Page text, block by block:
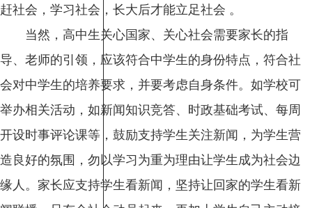
赶社会，学习社会，长大后才能立足社会 。
当然，高中生关心国家、关心社会需要家长的指
导、老师的引领，应该符合中学生的身份特点，符合社
会对中学生的培养要求，并要考虑自身条件。如学校可
举办相关活动，如新闻知识竞答、时政基础考试、每周
开设时事评论课等，鼓励支持学生关注新闻，为学生营
造良好的氛围，勿以学习为重为理由让学生成为社会边
缘人。家长应支持学生看新闻，坚持让回家的学生看新